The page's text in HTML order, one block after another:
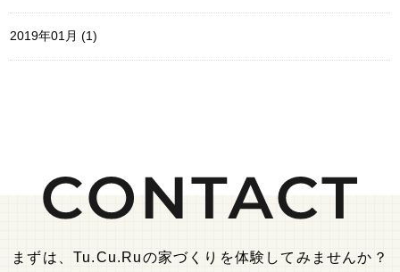
2019年01月 (1)
まずは、Tu.Cu.Ruの家づくりを体験してみませんか？